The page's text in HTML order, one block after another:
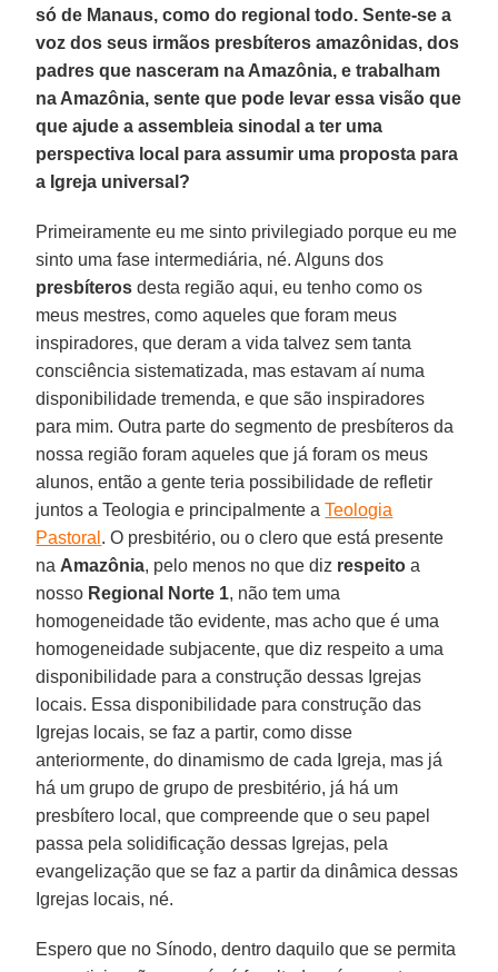
só de Manaus, como do regional todo. Sente-se a
voz dos seus irmãos presbíteros amazônidas, dos
padres que nasceram na Amazônia, e trabalham
na Amazônia, sente que pode levar essa visão que
que ajude a assembleia sinodal a ter uma
perspectiva local para assumir uma proposta para
a Igreja universal?
Primeiramente eu me sinto privilegiado porque eu me
sinto uma fase intermediária, né. Alguns dos
presbíteros desta região aqui, eu tenho como os
meus mestres, como aqueles que foram meus
inspiradores, que deram a vida talvez sem tanta
consciência sistematizada, mas estavam aí numa
disponibilidade tremenda, e que são inspiradores
para mim. Outra parte do segmento de presbíteros da
nossa região foram aqueles que já foram os meus
alunos, então a gente teria possibilidade de refletir
juntos a Teologia e principalmente aTeologia
Pastoral . O presbitério, ou o clero que está presente
na Amazônia, pelo menos no que diz respeito a
nosso Regional Norte 1, não tem uma
homogeneidade tão evidente, mas acho que é uma
homogeneidade subjacente, que diz respeito a uma
disponibilidade para a construção dessas Igrejas
locais. Essa disponibilidade para construção das
Igrejas locais, se faz a partir, como disse
anteriormente, do dinamismo de cada Igreja, mas já
há um grupo de grupo de presbitério, já há um
presbítero local, que compreende que o seu papel
passa pela solidificação dessas Igrejas, pela
evangelização que se faz a partir da dinâmica dessas
Igrejas locais, né.
Espero que no Sínodo, dentro daquilo que se permita